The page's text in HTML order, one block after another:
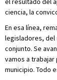
ciencia, la
En esa línea,
legisladores, del
conjunto. Se
vamos a
municipio. Todo